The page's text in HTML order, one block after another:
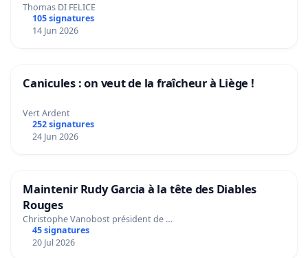
Thomas DI FELICE
105 signatures
14 Jun 2026
Canicules : on veut de la fraîcheur à Liège !
Vert Ardent
252 signatures
24 Jun 2026
Maintenir Rudy Garcia à la tête des Diables
Rouges
Christophe Vanobost président de …
45 signatures
20 Jul 2026